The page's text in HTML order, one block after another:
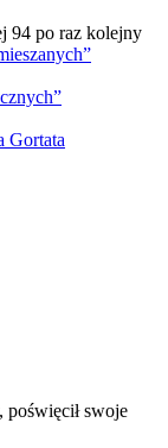
94 po raz kolejny
Gortata
swoje